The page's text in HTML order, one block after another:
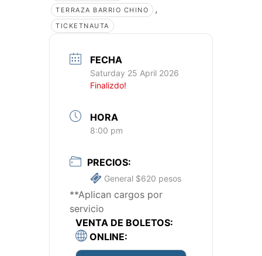
TERRAZA BARRIO CHINO ,
TICKETNAUTA
FECHA
Saturday 25 April 2026
Finalizdo!
HORA
8:00 pm
PRECIOS:
General $620 pesos
**Aplican cargos por
servicio
VENTA DE BOLETOS:
ONLINE: